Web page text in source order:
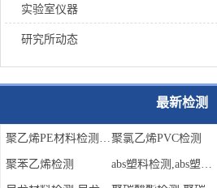
实验室仪器
研究所动态
最新检测
聚乙烯PE材料检测,聚乙烯检测机构聚氯乙烯PVC检测
聚苯乙烯检测 abs塑料检测,abs塑料成分配方检测